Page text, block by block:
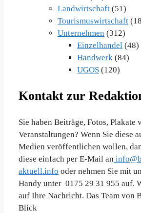
Landwirtschaft (51)
Tourismuswirtschaft
Unternehmen (312)
Einzelhandel (48)
Handwerk (84)
UGOS (120)
Kontakt zur
Sie haben Beiträge, Fotos, Plakate
Veranstaltungen? Wenn Sie diese
Medien veröffentlichen wollen,
diese einfach per E-Mail an
aktuell.info oder nehmen Sie mit
Handy unter 0175 29 31 955 auf.
auf Ihre Nachricht. Das Team von
Blick